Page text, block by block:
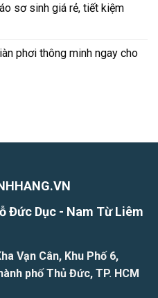
sơ sinh giá rẻ, tiết kiệm
phơi thông minh ngay cho
Đức Dục - Nam Từ Liêm
Vạn Cân, Khu Phố 6,
phố Thủ Đức, TP. HCM